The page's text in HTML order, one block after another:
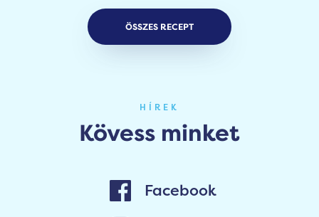
ÖSSZES RECEPT
HÍREK
Kövess minket
Facebook